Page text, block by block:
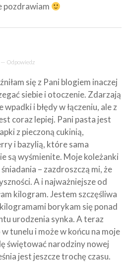
pozdrawiam
— Odpowiedz
się z Pani blogiem inaczej
siebie i otoczenie. Zdarzają
wpadki i błędy w łączeniu, ale z
coraz lepiej. Pani pasta jest
z pieczoną cukinią,
i bazylią, które sama
są wyśmienite. Moje koleżanki
– zazdroszczą mi, że
A i najważniejsze od
kilogram. Jestem szczęśliwa
borykam się ponad
urodzenia synka. A teraz
tunelu i może w końcu na moje
świętować narodziny nowej
jest jeszcze trochę czasu.